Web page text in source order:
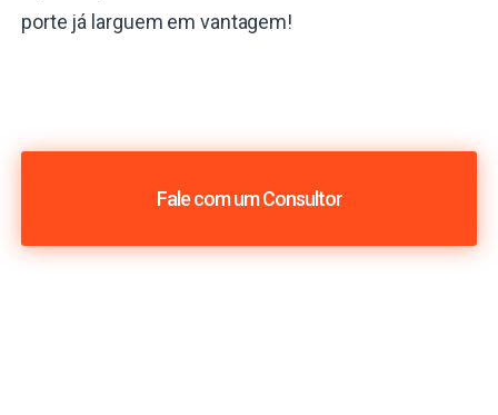
porte já larguem em vantagem!
Fale com um Consultor